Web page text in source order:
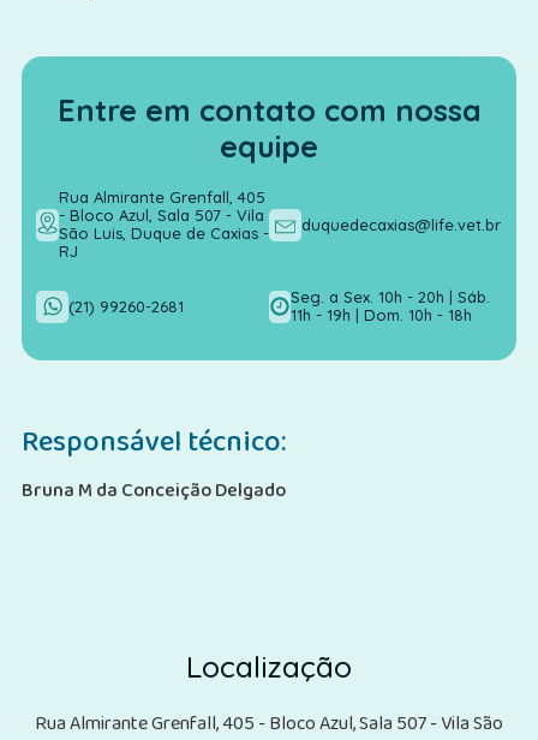
Entre em contato com nossa
equipe
Rua Almirante Grenfall, 405
- Bloco Azul, Sala 507 - Vila
São Luis, Duque de Caxias -
RJ
duquedecaxias@life.vet.br
(21) 99260-2681
Seg. a Sex. 10h - 20h | Sáb.
11h - 19h | Dom. 10h - 18h
Responsável técnico:
Bruna M da Conceição Delgado
Localização
Rua Almirante Grenfall, 405 - Bloco Azul, Sala 507 - Vila São